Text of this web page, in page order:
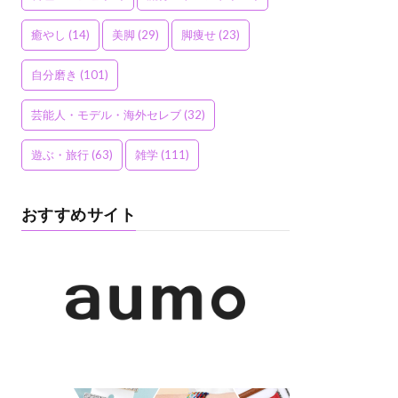
癒やし (14) 美脚 (29) 脚痩せ(23)
自分磨き (101)
芸能人・モデル・海外セレブ(32)
遊ぶ・旅行(63) 雑学(111)
おすすめサイト